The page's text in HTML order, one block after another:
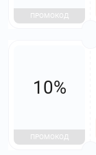
ПРОМОКОД
10%
ПРОМОКОД